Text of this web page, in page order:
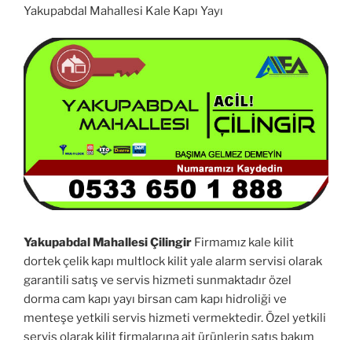
Yakupabdal Mahallesi Kale Kapı Yayı
Yakupabdal Mahallesi Çilingir Firmamız kale kilit
dortek çelik kapı multlock kilit yale alarm servisi olarak
garantili satış ve servis hizmeti sunmaktadır özel
dorma cam kapı yayı birsan cam kapı hidroliği ve
menteşe yetkili servis hizmeti vermektedir. Özel yetkili
servis olarak kilit firmalarına ait ürünlerin satış bakım